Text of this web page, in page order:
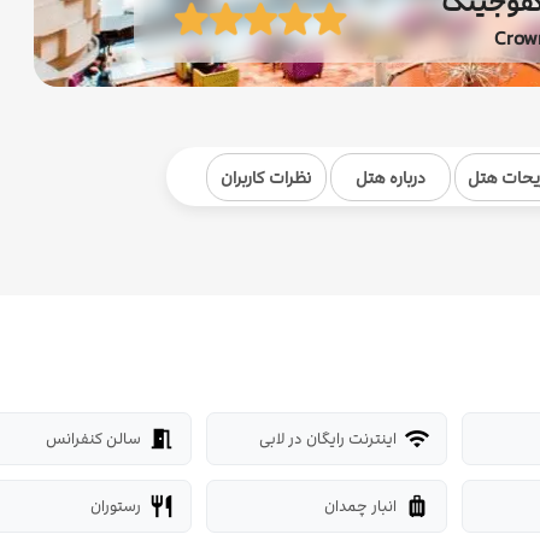
هتل درباره هتل نظرات کاربران
wifi اینترنت رایگان در لابی meeting_room سالن کنفرانس
luggage انبار چمدان restaurant رستوران